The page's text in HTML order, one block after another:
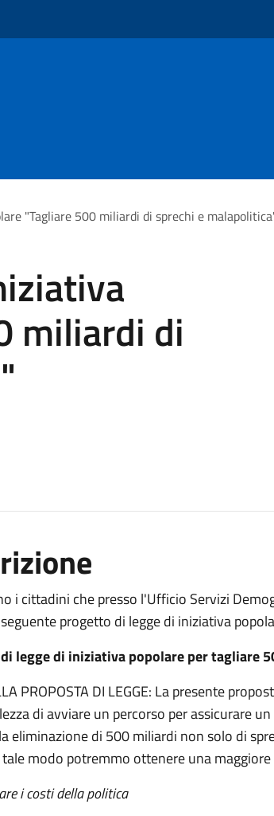
"Tagliare 500 miliardi di sprechi e
miliardi di
i cittadini che presso l'Ufficio Servizi
progetto di legge di iniziativa
legge di iniziativa popolare per tagliare
PROPOSTA DI LEGGE: La presente
di avviare un percorso per assicurare
eliminazione di 500 miliardi non solo di
tale modo potremmo ottenere una
i costi della politica